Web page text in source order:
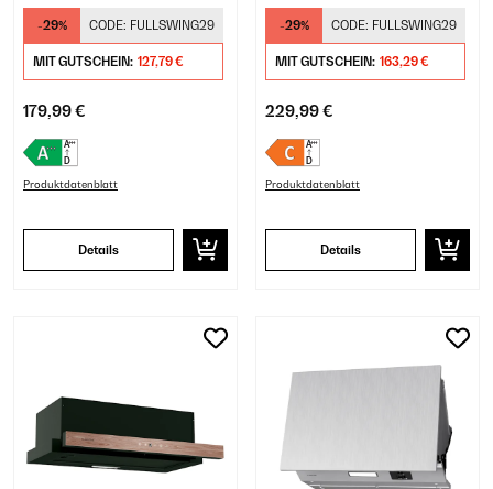
Dunstabzugshaube
Schwarz
-29% CODE: FULLSWING29
MIT GUTSCHEIN: 127,79 €
179,99 €
Produktdatenblatt
Details
Dunstabzugshaube
Schwarz
-29% CODE: FULLSWING29
MIT GUTSCHEIN: 163,29 €
229,99 €
Produktdatenblatt
Details